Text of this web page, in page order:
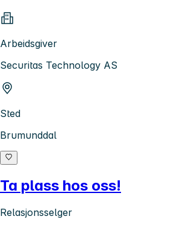
Arbeidsgiver
Securitas Technology AS
Sted
Brumunddal
Ta plass hos oss!
Relasjonsselger